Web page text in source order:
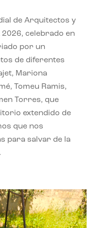
de Arquitectos y
celebrado en
por un
de diferentes
Mariona
Tomeu Ramis,
Torres, que
extendido de
que nos
para salvar de la